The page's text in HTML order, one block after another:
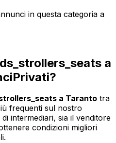
in questa categoria a
a
a Taranto tra
frequenti sul nostro
intermediari, sia il venditore
condizioni migliori